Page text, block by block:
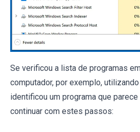
Se verificou a lista de programas
computador, por exemplo, utilizando
identificou um programa que
continuar com estes passos: